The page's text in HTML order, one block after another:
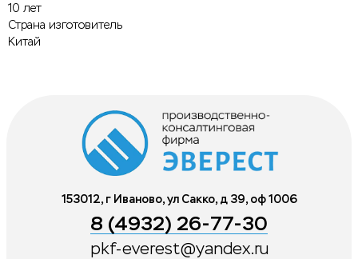
10 лет
Страна изготовитель
Китай
153012, г Иваново, ул Сакко, д 39, оф 1006
8 (4932) 26-77-30
pkf-everest@yandex.ru